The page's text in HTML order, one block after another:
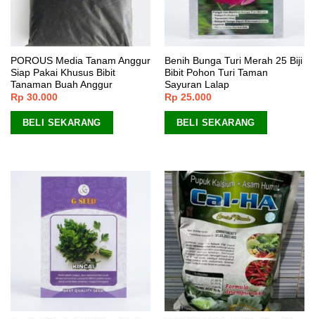
POROUS Media Tanam Anggur
Siap Pakai Khusus Bibit
Tanaman Buah Anggur
Rp 30.000
BELI SEKARANG
Benih Bunga Turi Merah 25 Biji
Bibit Pohon Turi Taman
Sayuran Lalap
Rp 25.000
BELI SEKARANG